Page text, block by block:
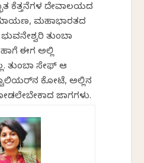
ಕೆತ್ತನೆಗಳ ದೇವಾಲಯದ
ಮಹಾಭಾರತದ
ತುಂಬಾ
ಹಾಗೆ ಈಗ ಅಲ್ಲಿ
ತುಂಬಾ ಸೇಫ್‌ ಆಗಿ
ಕೋಟೆ, ಅಲ್ಲಿನ
ಜಾಗಗಳು.